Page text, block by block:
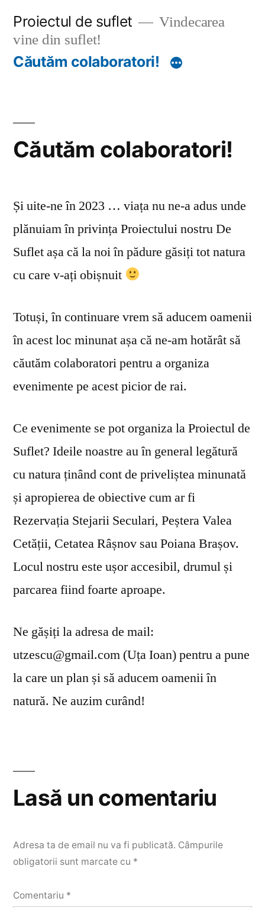
conținut
Proiectul de suflet
Vindecarea
vine din suflet!
Căutăm colaboratori!
Căutăm colaboratori!
Și uite-ne în 2023 … viața nu ne-a adus unde
plănuiam în privința Proiectului nostru De
Suflet așa că la noi în pădure găsiți tot natura
cu care v-ați obișnuit
Totuși, în continuare vrem să aducem oamenii
în acest loc minunat așa că ne-am hotărât să
căutăm colaboratori pentru a organiza
evenimente pe acest picior de rai.
Ce evenimente se pot organiza la Proiectul de
Suflet? Ideile noastre au în general legătură
cu natura ținând cont de priveliștea minunată
și apropierea de obiective cum ar fi
Rezervația Stejarii Seculari, Peștera Valea
Cetății, Cetatea Râșnov sau Poiana Brașov.
Locul nostru este ușor accesibil, drumul și
parcarea fiind foarte aproape.
Ne gășiți la adresa de mail:
utzescu@gmail.com (Uța Ioan) pentru a pune
la care un plan și să aducem oamenii în
natură. Ne auzim curând!
Lasă un comentariu
Adresa ta de email nu va fi publicată. Câmpurile
obligatorii sunt marcate cu *
Comentariu *